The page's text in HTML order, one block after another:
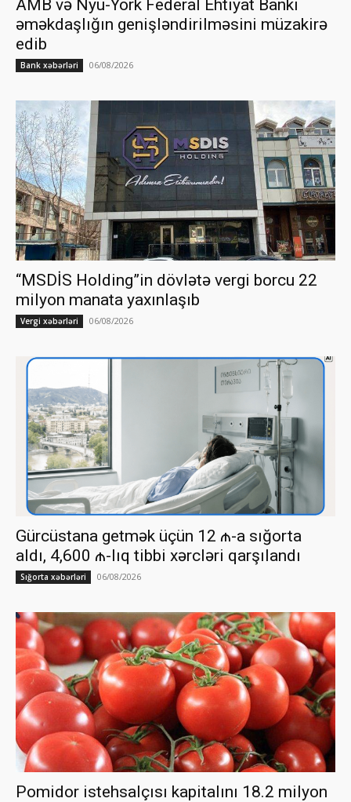
AMB və Nyu-York Federal Ehtiyat Bankı
əməkdaşlığın genişləndirilməsini müzakirə
edib
Bank xəbərləri 06/08/2026
“MSDİS Holding”in dövlətə vergi borcu 22
milyon manata yaxınlaşıb
Vergi xəbərləri 06/08/2026
Gürcüstana getmək üçün 12 ₼-a sığorta
aldı, 4,600 ₼-lıq tibbi xərcləri qarşılandı
Sığorta xəbərləri 06/08/2026
Pomidor istehsalçısı kapitalını 18.2 milyon